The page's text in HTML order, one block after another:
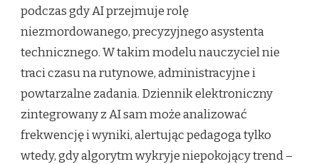
podczas gdy AI przejmuje rolę
niezmordowanego, precyzyjnego asystenta
technicznego. W takim modelu nauczyciel nie
traci czasu na rutynowe, administracyjne i
powtarzalne zadania. Dziennik elektroniczny
zintegrowany z AI sam może analizować
frekwencję i wyniki, alertując pedagoga tylko
wtedy, gdy algorytm wykryje niepokojący trend –